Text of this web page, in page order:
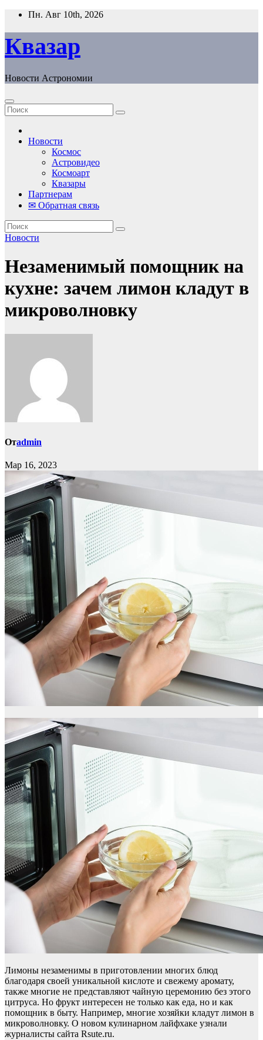
Перейти
содержанию
Пн. Авг 10th, 2026
Квазар
Новости Астрономии
Новости
Космос
Астровидео
Космоарт
Квазары
Партнерам
✉ Обратная связь
Новости
Незаменимый помощник на
кухне: зачем лимон кладут в
микроволновку
Отadmin
Мар 16, 2023
Лимоны незаменимы в приготовлении многих блюд
благодаря своей уникальной кислоте и свежему аромату,
также многие не представляют чайную церемонию без этого
цитруса. Но фрукт интересен не только как еда, но и как
помощник в быту. Например, многие хозяйки кладут лимон в
микроволновку. О новом кулинарном лайфхаке узнали
журналисты сайта Rsute.ru.